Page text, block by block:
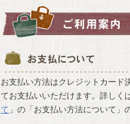
お支払い方法はクレジットカード
てお支払いいただけます。詳しく
て 」の「お支払い方法について」